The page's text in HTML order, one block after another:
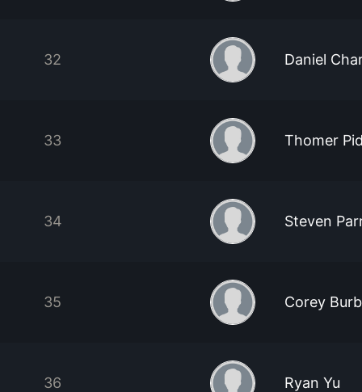
32 Daniel
33 Thomer
34 Steven
35 Corey
36 Ryan Yu